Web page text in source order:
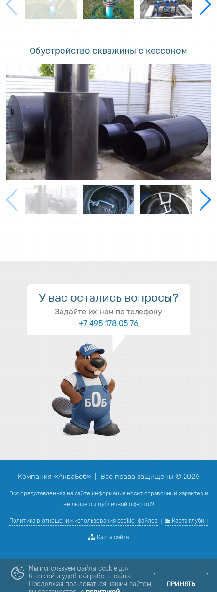
Обустройство скважины с кессоном
У вас остались вопросы?
Задайте их нам по телефону
+7 495 178 05 76
Компания «АкваБоб» Все права защищены © 2026
Вся представленная на сайте информация носит справочный характер и
не является публичной офертой!
Политика в отношении использования cookie-файлов Карта глубин
Карта сайта
Мы используем файлы cookie для
быстрой и удобной работы сайта.
Продолжая пользоваться нашим сайтом,
ПРИНЯТЬ